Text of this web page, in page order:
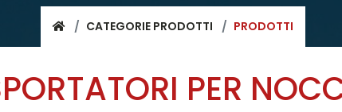
CATEGORIE PRODOTTI PRODOTTI
PER